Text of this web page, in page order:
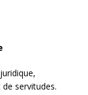
servitudes.